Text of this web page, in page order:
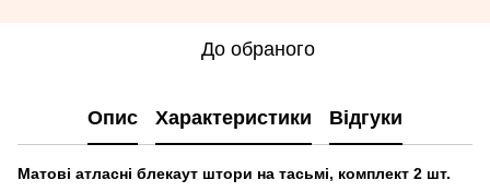
До обраного
Опис Характеристики Відгуки
Матові атласні блекаут штори на тасьмі, комплект 2 шт.